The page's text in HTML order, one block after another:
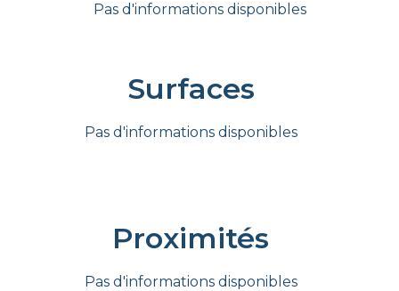
Pas d'informations disponibles
Surfaces
Pas d'informations disponibles
Proximités
Pas d'informations disponibles